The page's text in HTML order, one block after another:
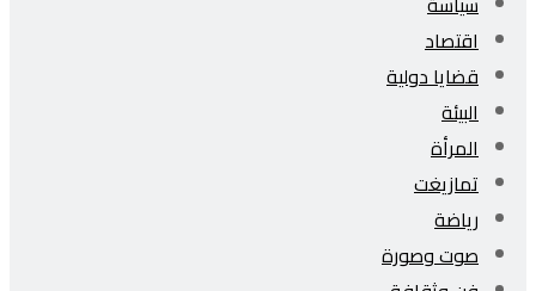
اقتصاد
قضايا دولية
البيئة
المرأة
تمازيغت
رياضة
صوت وصورة